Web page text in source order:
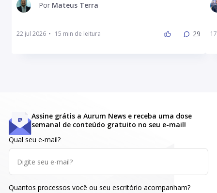
Por Mateus Terra
22 jul 2026 • 29
Assine grátis a Aurum News e receba uma dose
semanal de conteúdo gratuito no seu e-mail!
Qual seu e-mail?
Quantos processos você ou seu escritório acompanham?